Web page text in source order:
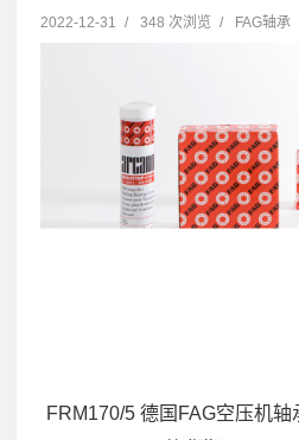
2022-12-31 / 348 次浏览 / FAG轴承
FRM170/5 德国FAG空压机